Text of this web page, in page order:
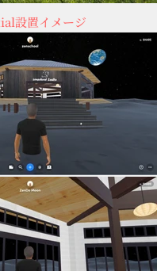
設置イメージ